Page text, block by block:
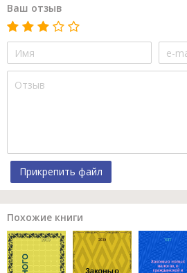
Ваш отзыв
Прикрепить файл
Похожие книги